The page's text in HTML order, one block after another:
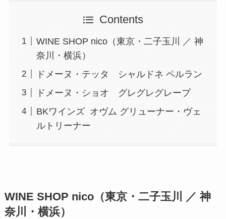
Contents
WINE SHOP nico（東京・二子玉川 ／ 神
奈川・横浜）
ドメーヌ・テッタ シャルドネ ペルラン
ドメーヌ・ショオ グレグレグレープ
BKワインズ オヴム グリューナー・ヴェ
ルトリーナー
WINE SHOP nico（東京・二子玉川 ／ 神
奈川・横浜）